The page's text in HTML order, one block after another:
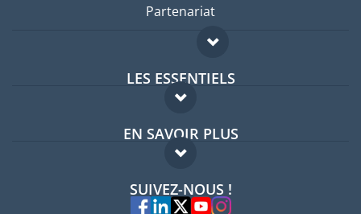
Partenariat
LES ESSENTIELS
Forum expatriés
Guides pays
EN SAVOIR PLUS
FAQ
Experts
SUIVEZ-NOUS !